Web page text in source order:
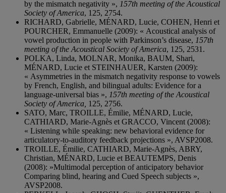
by the mismatch negativity », 157th meeting of the Acoustical
Society of America, 125, 2754.
RICHARD, Gabrielle, MÉNARD, Lucie, COHEN, Henri et
POURCHER, Emmanuelle (2009): « Acoustical analysis of
vowel production in people with Parkinson’s disease, 157th
meeting of the Acoustical Society of America, 125, 2531.
POLKA, Linda, MOLNAR, Monika, BAUM, Shari,
MÉNARD, Lucie et STEINHAUER, Karsten (2009):
« Asymmetries in the mismatch negativity response to vowels
by French, English, and bilingual adults: Evidence for a
language-universal bias », 157th meeting of the Acoustical
Society of America, 125, 2756.
SATO, Marc, TROILLE, Émilie, MÉNARD, Lucie,
CATHIARD, Marie-Agnès et GRACCO, Vincent (2008):
« Listening while speaking: new behavioral evidence for
articulatory-to-auditory feedback projections », AVSP2008.
TROILLE, Émilie, CATHIARD, Marie-Agnès, ABRY,
Christian, MÉNARD, Lucie et BEAUTEMPS, Denis
(2008): »Multimodal perception of anticipatory behavior
Comparing blind, hearing and Cued Speech subjects »,
AVSP2008.